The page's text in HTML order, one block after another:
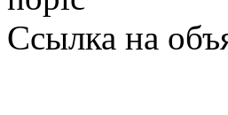
Ссылка на